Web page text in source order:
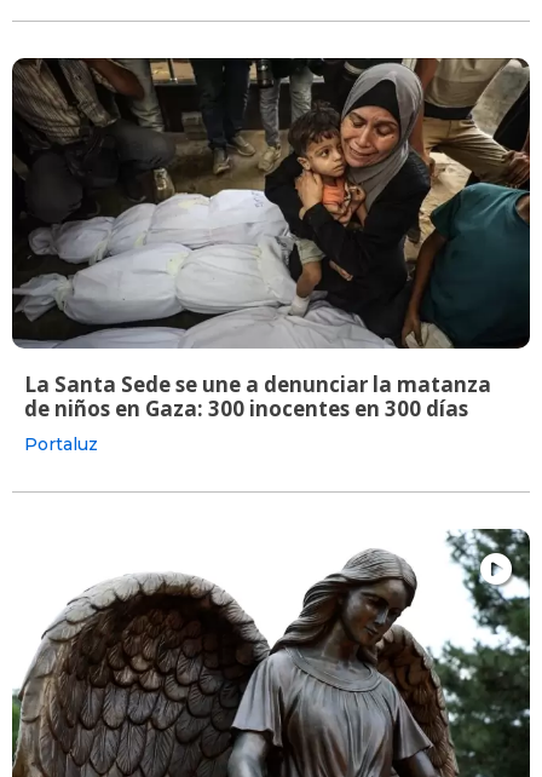
La Santa Sede se une a denunciar la matanza
de niños en Gaza: 300 inocentes en 300 días
Portaluz